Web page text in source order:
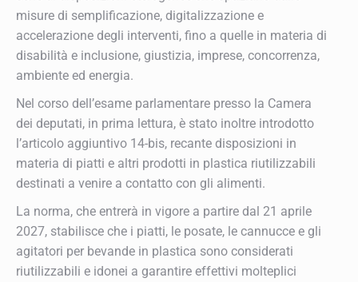
misure di semplificazione, digitalizzazione e
accelerazione degli interventi, fino a quelle in materia di
disabilità e inclusione, giustizia, imprese, concorrenza,
ambiente ed energia.
Nel corso dell’esame parlamentare presso la Camera
dei deputati, in prima lettura, è stato inoltre introdotto
l’articolo aggiuntivo 14-bis, recante disposizioni in
materia di piatti e altri prodotti in plastica riutilizzabili
destinati a venire a contatto con gli alimenti.
La norma, che entrerà in vigore a partire dal 21 aprile
2027, stabilisce che i piatti, le posate, le cannucce e gli
agitatori per bevande in plastica sono considerati
riutilizzabili e idonei a garantire effettivi molteplici